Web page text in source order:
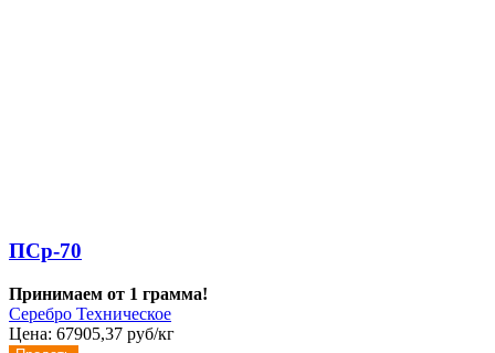
ПСр-70
Принимаем от 1 грамма!
Серебро Техническое
Цена: 67905,37 руб/кг